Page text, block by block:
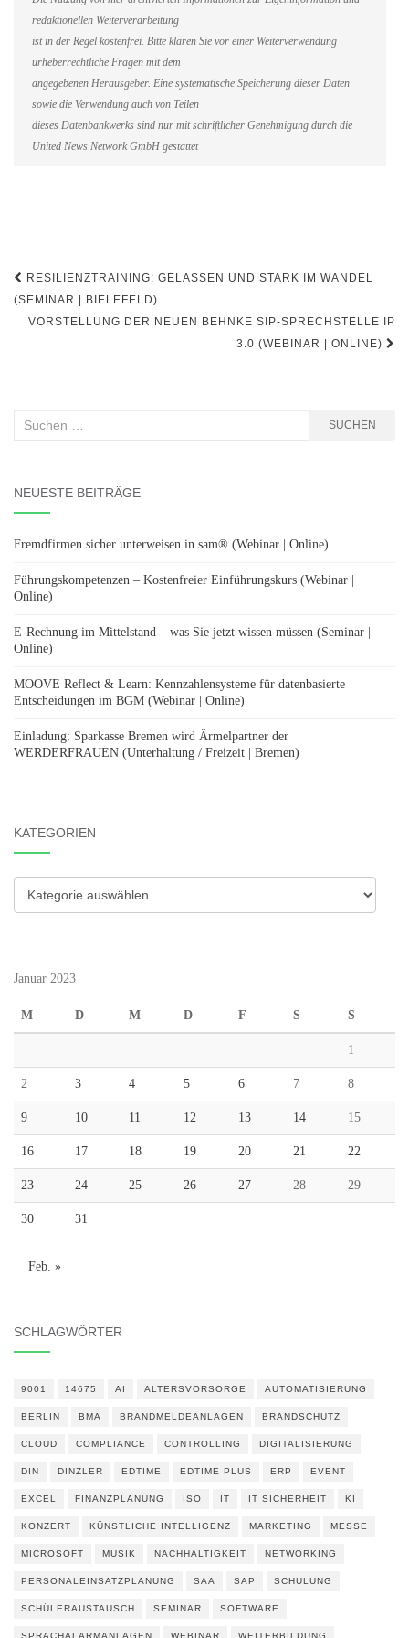
redaktionellen Weiterverarbeitung
ist in der Regel kostenfrei. Bitte klären Sie vor einer Weiterverwendung
urheberrechtliche Fragen mit dem
angegebenen Herausgeber. Eine systematische Speicherung dieser Daten
sowie die Verwendung auch von Teilen
dieses Datenbankwerks sind nur mit schriftlicher Genehmigung durch die
United News Network GmbH gestattet
Beitragsnavigation
RESILIENZTRAINING: GELASSEN UND STARK IM WANDEL
(SEMINAR | BIELEFELD)
VORSTELLUNG DER NEUEN BEHNKE SIP-SPRECHSTELLE IP
3.0 (WEBINAR | ONLINE)
Suchen
SUCHEN
NEUESTE BEITRÄGE
Fremdfirmen sicher unterweisen in sam® (Webinar | Online)
Führungskompetenzen – Kostenfreier Einführungskurs (Webinar |
Online)
E-Rechnung im Mittelstand – was Sie jetzt wissen müssen (Seminar |
Online)
MOOVE Reflect & Learn: Kennzahlensysteme für datenbasierte
Entscheidungen im BGM (Webinar | Online)
Einladung: Sparkasse Bremen wird Ärmelpartner der
WERDERFRAUEN (Unterhaltung / Freizeit | Bremen)
KATEGORIEN
Kategorien
Januar 2023
M D M D F S S
1
2 3 4 5 6 7 8
9 10 11 12 13 14 15
16 17 18 19 20 21 22
23 24 25 26 27 28 29
30 31
Feb. »
SCHLAGWÖRTER
9001 14675 AI ALTERSVORSORGE AUTOMATISIERUNG
BERLIN BMA BRANDMELDEANLAGEN BRANDSCHUTZ
CLOUD COMPLIANCE CONTROLLING DIGITALISIERUNG
DIN DINZLER EDTIME EDTIME PLUS ERP EVENT
EXCEL FINANZPLANUNG ISO IT IT SICHERHEIT KI
KONZERT KÜNSTLICHE INTELLIGENZ MARKETING MESSE
MICROSOFT MUSIK NACHHALTIGKEIT NETWORKING
PERSONALEINSATZPLANUNG SAA SAP SCHULUNG
SCHÜLERAUSTAUSCH SEMINAR SOFTWARE
SPRACHALARMANLAGEN WEBINAR WEITERBILDUNG